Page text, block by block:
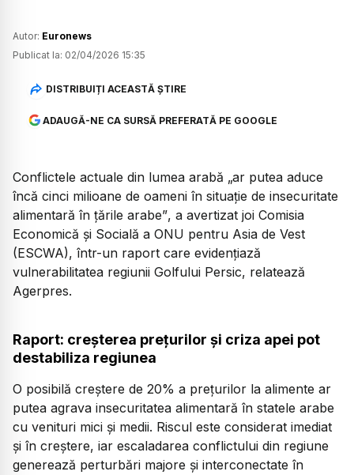
Autor: Euronews
Publicat la: 02/04/2026 15:35
DISTRIBUIȚI ACEASTĂ ȘTIRE
ADAUGĂ-NE CA SURSĂ PREFERATĂ PE GOOGLE
Conflictele actuale din lumea arabă „ar putea aduce
încă cinci milioane de oameni în situație de insecuritate
alimentară în țările arabe”, a avertizat joi Comisia
Economică și Socială a ONU pentru Asia de Vest
(ESCWA), într-un raport care evidențiază
vulnerabilitatea regiunii Golfului Persic, relatează
Agerpres.
Raport: creșterea prețurilor și criza apei pot
destabiliza regiunea
O posibilă creștere de 20% a prețurilor la alimente ar
putea agrava insecuritatea alimentară în statele arabe
cu venituri mici și medii. Riscul este considerat imediat
și în creștere, iar escaladarea conflictului din regiune
generează perturbări majore și interconectate în